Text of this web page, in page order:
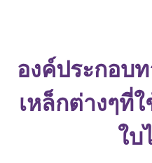
องค์ประกอบ
เหล็กต่างๆที่
ใบ